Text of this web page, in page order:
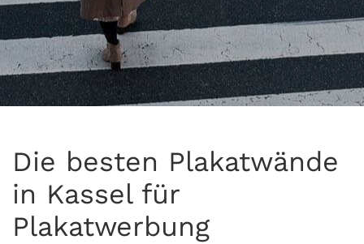
Die besten Plakatwände
in Kassel für
Plakatwerbung